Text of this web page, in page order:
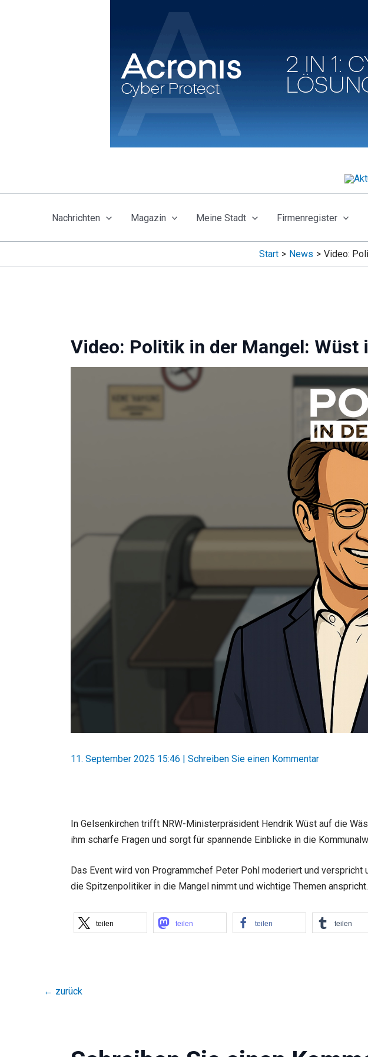
Nachrichten Magazin Meine Stadt Firmenregister
Start News Video:
Video: Politik in der Mangel: Wüst
11. September 2025 15:46 | Schreiben Sie einen Kommentar
In Gelsenkirchen trifft NRW-Ministerpräsident Hendrik Wüst auf die
ihm scharfe Fragen und sorgt für spannende Einblicke in die
Das Event wird von Programmchef Peter Pohl moderiert und
die Spitzenpolitiker in die Mangel nimmt und wichtige Themen anspricht.
teilen teilen teilen teilen
← zurück